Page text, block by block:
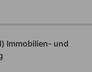
Immobilien- und